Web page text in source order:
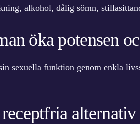
alkohol, dålig sömn,
öka potensen
sexuella funktion genom enkla